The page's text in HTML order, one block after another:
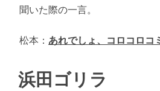
聞いた際の一言。
松本： あれでしょ、コロコロコ
浜田ゴリラ